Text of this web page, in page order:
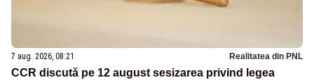
7 aug. 2026, 08:21 Realitatea din PNL
CCR discută pe 12 august sesizarea privind legea